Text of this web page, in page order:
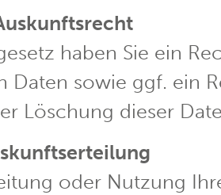
haben Sie ein
Daten sowie ggf. ein
Löschung dieser
oder Nutzung